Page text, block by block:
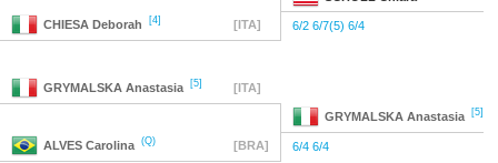
CHIESA Deborah [4] [ITA] 6/2 6/7(5) 6/4
GRYMALSKA Anastasia [5] [ITA]
GRYMALSKA Anastasia [5]
ALVES Carolina (Q) [BRA] 6/4 6/4